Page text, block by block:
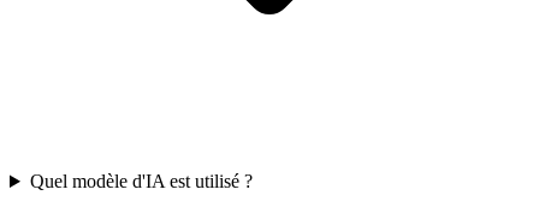
Quel modèle d'IA est utilisé ?